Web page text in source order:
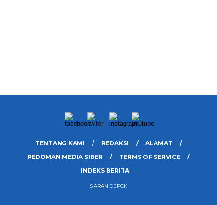
TENTANG KAMI REDAKSI
ALAMAT
PEDOMAN MEDIA SIBER
TERMS OF SERVICE
INDEKS BERITA
SIARAN DEPOK